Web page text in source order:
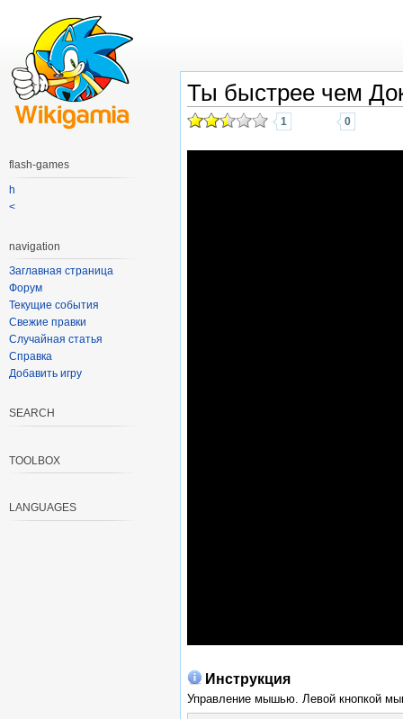
Ты быстрее чем
1 0
Инструкция
Управление мышью. Левой кнопкой
flash-games
h
<
navigation
Заглавная страница
Форум
Текущие события
Свежие правки
Случайная статья
Справка
Добавить игру
SEARCH
TOOLBOX
LANGUAGES